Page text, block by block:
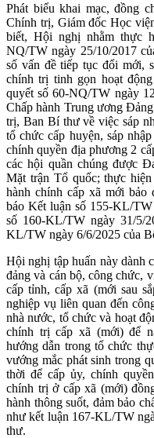
Phát biểu khai mạc, đồng
Chính trị, Giám đốc Học
biết, Hội nghị nhằm thực
NQ/TW ngày 25/10/2017
số vấn đề tiếp tục đổi mới,
chính trị tinh gọn hoạt
quyết số 60-NQ/TW ngày
Chấp hành Trung ương
trị, Ban Bí thư về việc sáp
tổ chức cấp huyện, sáp
chính quyền địa phương 2
các hội quần chúng được
Mặt trận Tổ quốc; thực
hành chính cấp xã mới bảo
báo Kết luận số 155-KL/
số 160-KL/TW ngày 31/5/
KL/TW ngày 6/6/2025 của
Hội nghị tập huấn này dành
đảng và cán bộ, công chức,
cấp tỉnh, cấp xã (mới sau
nghiệp vụ liên quan đến
nhà nước, tổ chức và hoạt
chính trị cấp xã (mới) để
hướng dẫn trong tổ chức
vướng mắc phát sinh trong
thời để cấp ủy, chính
chính trị ở cấp xã (mới)
hành thông suốt, đảm bảo
như kết luận 167-KL/TW
thư.